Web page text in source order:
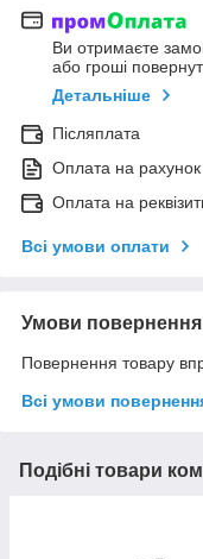
Ви отримаєте
або гроші
Детальніше
Післяплата
Оплата на рахунок
Оплата на
Всі умови оплати
Умови повернення
Повернення товару
Всі умови
Подібні товари